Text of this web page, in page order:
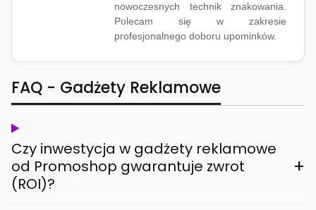
nowoczesnych technik znakowania.
Polecam się w zakresie
profesjonalnego doboru upominków.
FAQ - Gadżety Reklamowe
Czy inwestycja w gadżety reklamowe
od Promoshop gwarantuje zwrot
(ROI)?
+